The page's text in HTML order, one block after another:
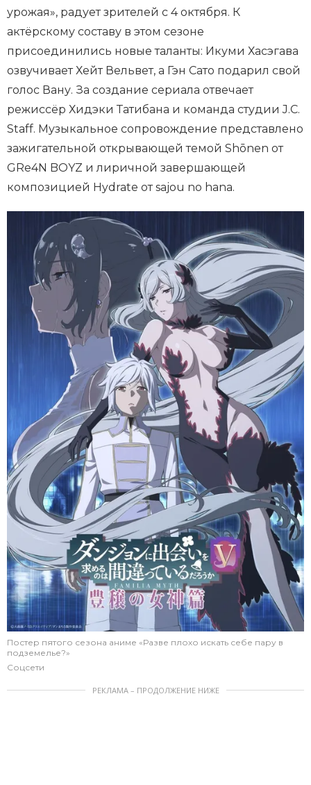
урожая», радует зрителей с 4 октября. К
актёрскому составу в этом сезоне
присоединились новые таланты: Икуми Хасэгава
озвучивает Хейт Вельвет, а Гэн Сато подарил свой
голос Вану. За создание сериала отвечает
режиссёр Хидэки Татибана и команда студии J.C.
Staff. Музыкальное сопровождение представлено
зажигательной открывающей темой Shōnen от
GRe4N BOYZ и лиричной завершающей
композицией Hydrate от sajou no hana.
Постер пятого сезона аниме «Разве плохо искать себе пару в
подземелье?»
Соцсети
РЕКЛАМА – ПРОДОЛЖЕНИЕ НИЖЕ